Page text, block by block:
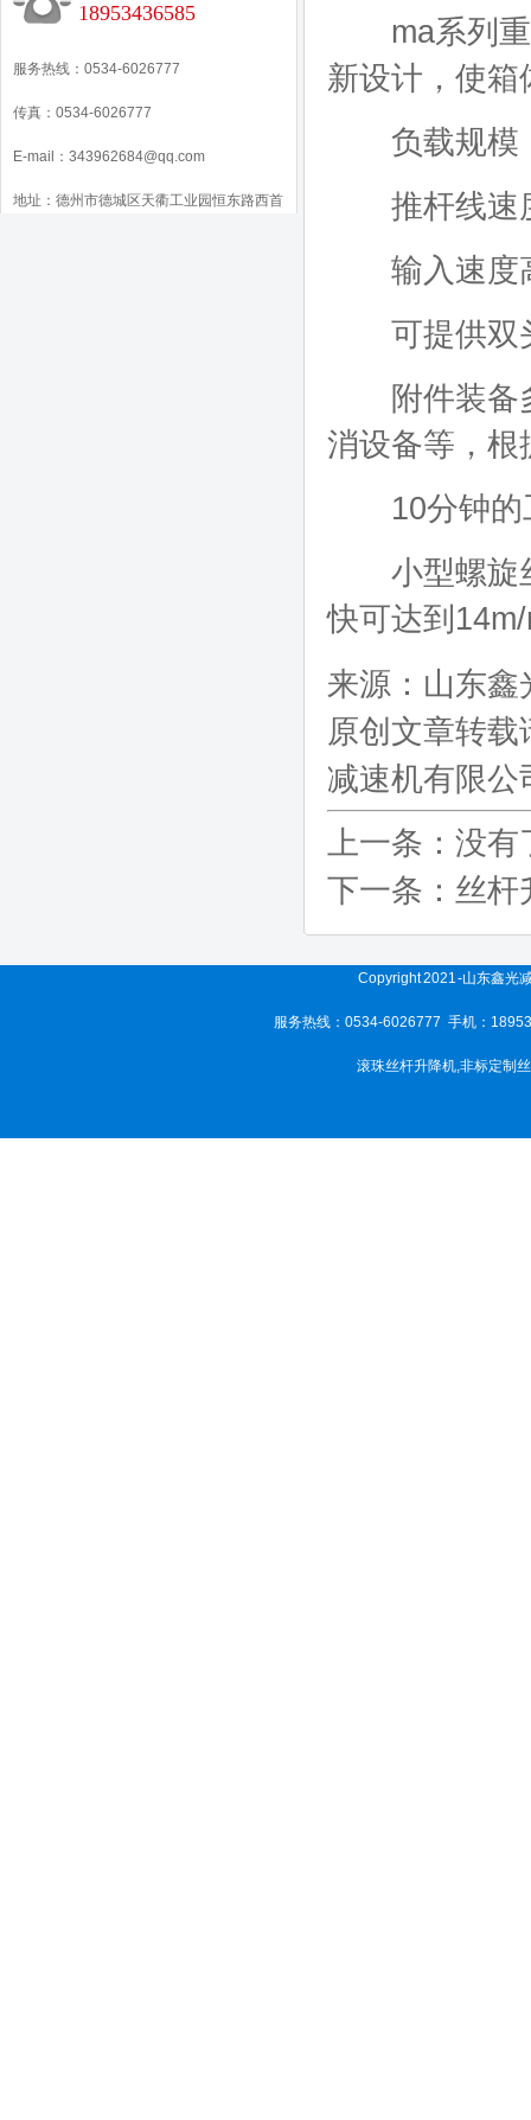
18953436585
服务热线：0534-6026777
传真：0534-6026777
E-mail：343962684@qq.com
地址：德州市德城区天衢工业园恒东路西首
ma系列重
新设计，使箱
负载规模
推杆线速度
输入速度
可提供双头
附件装备多
消设备等，根
10分钟的
小型螺旋丝
快可达到
来源： 山东鑫
原创文章转
减速机有限公
上一条：没有
下一条： 丝杆
Copyright 2021 -山东鑫光
服务热线：0534-6026777 手机：
滚珠丝杆升降机,非标定制